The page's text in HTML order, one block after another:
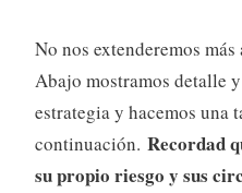
No nos extenderemos
Abajo mostramos detalle
estrategia y hacemos una
continuación. Recordad
su propio riesgo y sus